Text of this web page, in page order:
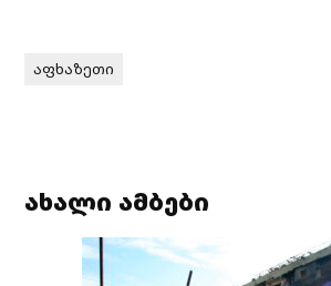
აფხაზეთი
ახალი ამბები